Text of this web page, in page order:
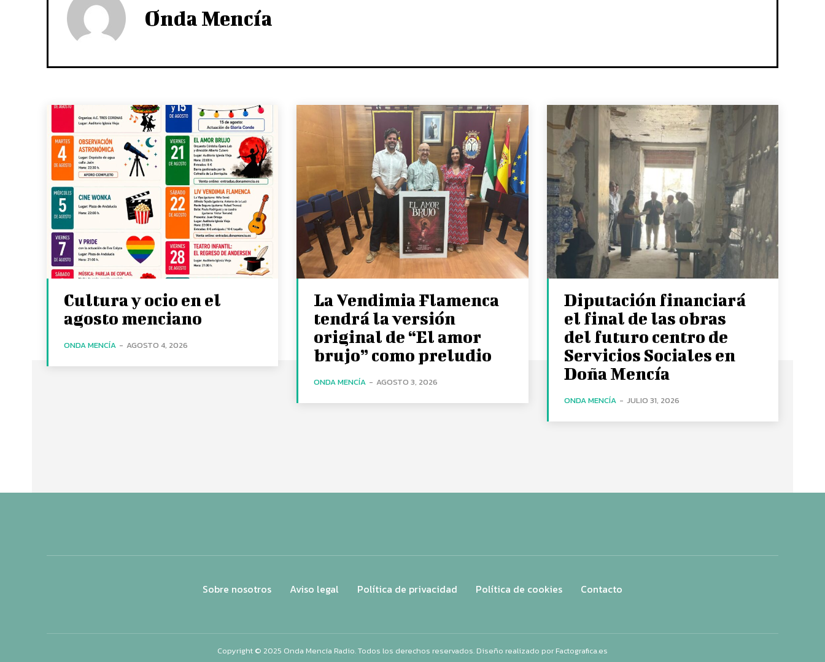
Onda Mencía
Cultura y ocio en el
agosto menciano
ONDA MENCÍA - AGOSTO 4, 2026
La Vendimia Flamenca
tendrá la versión
original de “El amor
brujo” como preludio
ONDA MENCÍA - AGOSTO 3, 2026
Diputación financiará
el final de las obras
del futuro centro de
Servicios Sociales en
Doña Mencía
ONDA MENCÍA - JULIO 31, 2026
Sobre nosotros Aviso legal Política de privacidad Política de cookies Contacto
Copyright © 2025 Onda Mencía Radio. Todos los derechos reservados. Diseño realizado por Factografica.es